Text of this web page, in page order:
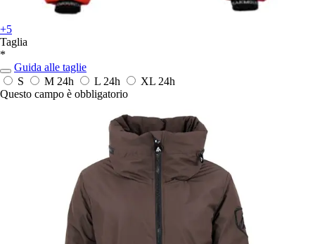
+5
Taglia
*
Guida alle taglie
S
M 24h L 24h XL 24h
Questo campo è obbligatorio